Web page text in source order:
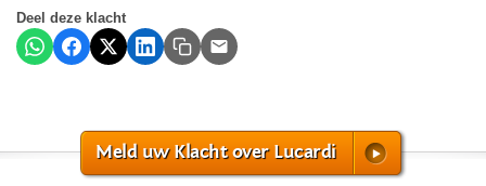
Deel deze klacht
Meld uw Klacht over Lucardi